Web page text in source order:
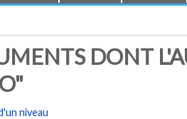
DONT
niveau